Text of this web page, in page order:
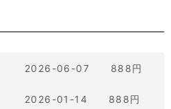
2026-06-07 888円
2026-01-14 888円